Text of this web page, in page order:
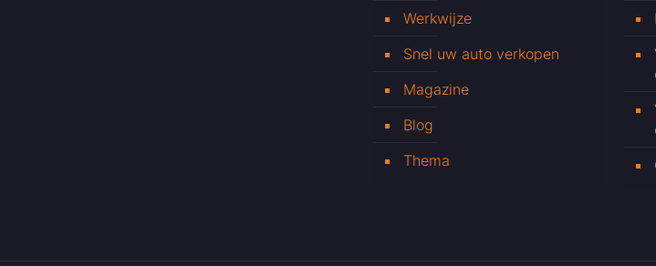
Werkwijze
Snel uw auto verkopen
Magazine
Blog
Thema